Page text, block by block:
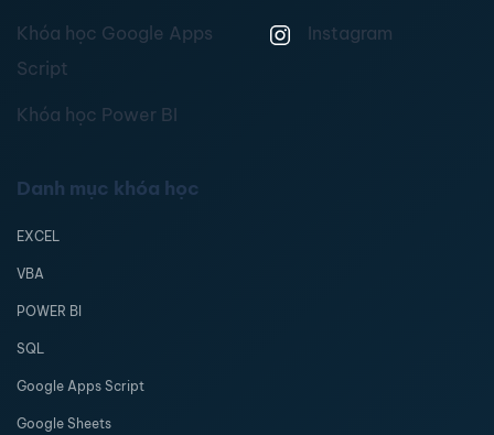
Khóa học Google Apps
Script
Khóa học Power BI
Instagram
Danh mục khóa học
EXCEL
VBA
POWER BI
SQL
Google Apps Script
Google Sheets